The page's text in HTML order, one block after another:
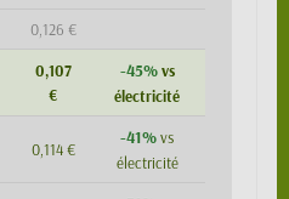
0,126 €
0,107
€
-45%vs
électricité
0,114 €
-41%vs
électricité